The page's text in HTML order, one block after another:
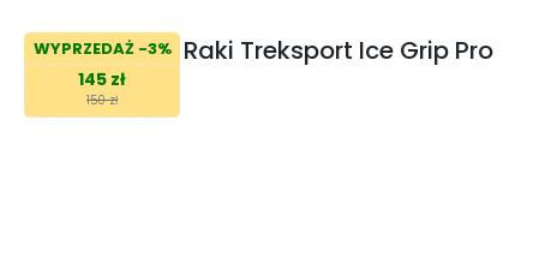
WYPRZEDAŻ -3%
145 zł
150 zł
Raki Treksport Ice Grip Pro